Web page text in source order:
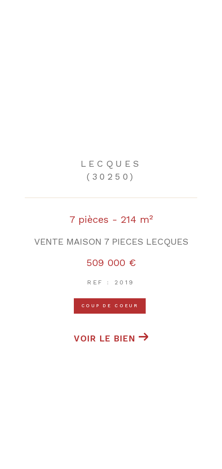
LECQUES
(30250)
7 pièces - 214 m²
VENTE MAISON 7 PIECES LECQUES
509 000 €
REF : 2019
COUP DE COEUR
VOIR LE BIEN